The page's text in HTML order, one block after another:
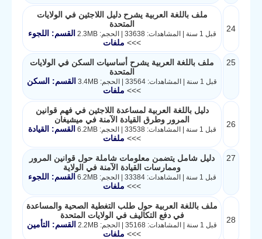
24
ملف باللغة العربية يشرح دليل اللاجئين في الولايات
المتحدة
قبل 1 سنة | المشاهدات: 33638 | الحجم: 2.3MB
القسم: اللجوء
>>> ملفات
25
ملف باللغة العربية يشرح أساسيات السكن في الولايات
المتحدة
قبل 1 سنة | المشاهدات: 33564 | الحجم: 3.4MB
القسم: السكن
>>> ملفات
26
دليل باللغة العربية لمساعدة اللاجئين في فهم قوانين
المرور وطرق القيادة الآمنة في ميشيغان
قبل 1 سنة | المشاهدات: 33538 | الحجم: 6.2MB
القسم: القيادة
>>> ملفات
27
دليل شامل يتضمن معلومات شاملة حول قوانين المرور
وممارسات القيادة الآمنة في الولاية
قبل 1 سنة | المشاهدات: 33384 | الحجم: 6.2MB
القسم: اللجوء
>>> ملفات
28
ملف باللغة العربية حول طلب التغطية الصحية والمساعدة
في دفع التكاليف في الولايات المتحدة
قبل 1 سنة | المشاهدات: 35168 | الحجم: 2.2MB
القسم: التأمين
>>> ملفات